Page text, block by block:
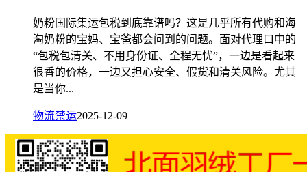
奶粉国际集运包税到底靠谱吗？这是几乎所有代购和海
淘奶粉的宝妈、宝爸都会问到的问题。面对代理口中的
“包税包清关、不用身份证、全程无忧”，一边是看起来
很香的价格，一边又担心安全、假货和清关风险。尤其
是当你...
物流禁运2025-12-09